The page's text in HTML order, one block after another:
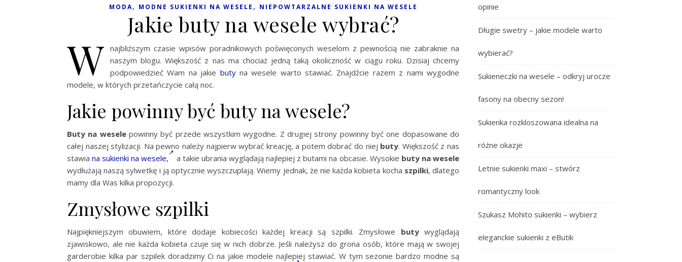
MODA, MODNE SUKIENKI NA WESELE , NIEPOWTARZALNE SUKIENKI NA WESELE
Jakie buty na wesele wybrać?
W najbliższym czasie wpisów poradnikowych poświęconych weselom z pewnością nie zabraknie na
naszym blogu. Większość z nas ma chociaż jedną taką okoliczność w ciągu roku. Dzisiaj chcemy
podpowiedzieć Wam na jakie butyna wesele warto stawiać. Znajdźcie razem z nami wygodne
modele, w których przetańczycie całą noc.
Jakie powinny być buty na wesele?
Buty na weselepowinny być przede wszystkim wygodne. Z drugiej strony powinny być one dopasowane do
całej naszej stylizacji. Na pewno należy najpierw wybrać kreację, a potem dobrać do niej buty. Większość z nas
stawiana sukienki na wesele, a takie ubrania wyglądają najlepiej z butami na obcasie. Wysokie buty na wesele
wydłużają naszą sylwetkę i ją optycznie wyszczuplają. Wiemy jednak, że nie każda kobieta kocha szpilki, dlatego
mamy dla Was kilka propozycji.
Zmysłowe szpilki
Najpiękniejszym obuwiem, które dodaje kobiecości każdej kreacji są szpilki. Zmysłowe butywyglądają
zjawiskowo, ale nie każda kobieta czuje się w nich dobrze. Jeśli należysz do grona osób, które mają w swojej
garderobie kilka par szpilek doradzimy Ci na jakie modele najlepiej stawiać. W tym sezonie bardzo modne są
opinie
Długie swetry – jakie modele warto
wybierać?
Sukieneczki na wesele – odkryj urocze
fasony na obecny sezon!
Sukienka rozkloszowana idealna na
różne okazje
Letnie sukienki maxi – stwórz
romantyczny look
Szukasz Mohito sukienki – wybierz
eleganckie sukienki z eButik